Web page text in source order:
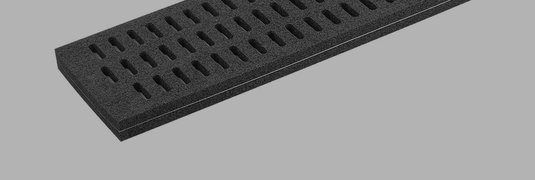
10.01.38.00408